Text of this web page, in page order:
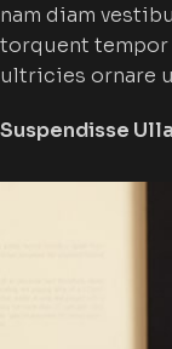
nam diam
torquent
ultricies ornare
Suspendisse